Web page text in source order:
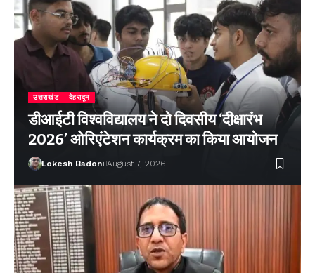
उत्तराखंड देहरादून
डीआईटी विश्वविद्यालय ने दो दिवसीय ‘दीक्षारंभ
2026’ ओरिएंटेशन कार्यक्रम का किया आयोजन
Lokesh Badoni August 7, 2026